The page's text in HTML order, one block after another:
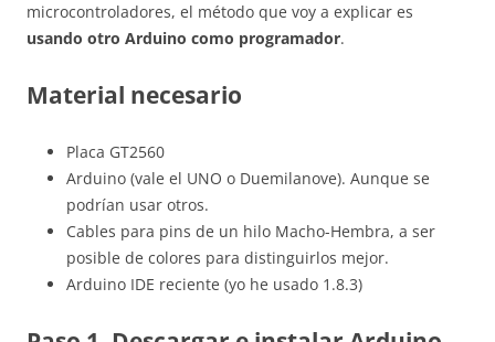
microcontroladores, el método que voy a explicar es
usando otro Arduino como programador.
Material necesario
Placa GT2560
Arduino (vale el UNO o Duemilanove). Aunque se
podrían usar otros.
Cables para pins de un hilo Macho-Hembra, a ser
posible de colores para distinguirlos mejor.
Arduino IDE reciente (yo he usado 1.8.3)